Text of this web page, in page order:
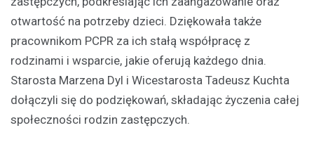
otwartość na potrzeby dzieci. Dziękowała także
pracownikom PCPR za ich stałą współpracę z
rodzinami i wsparcie, jakie oferują każdego dnia.
Starosta Marzena Dyl i Wicestarosta Tadeusz Kuchta
dołączyli się do podziękowań, składając życzenia całej
społeczności rodzin zastępczych.